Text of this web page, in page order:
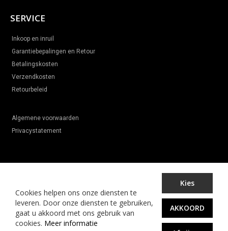
Cookies helpen ons onze diensten te
leveren. Door onze diensten te gebruiken,
gaat u akkoord met ons gebruik van
cookies. Meer informatie
Kies
AKKOORD
SERVICE
Inkoop en inruil
Garantiebepalingen en Retour
Betalingskosten
Verzendkosten
Retourbeleid
Algemene voorwaarden
Privacystatement
© Online-hobbyshop.com